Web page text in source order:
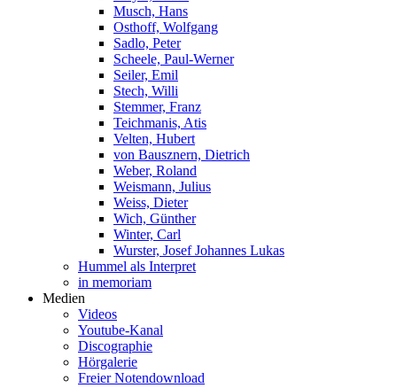
Musch, Hans
Osthoff, Wolfgang
Sadlo, Peter
Scheele, Paul-Werner
Seiler, Emil
Stech, Willi
Stemmer, Franz
Teichmanis, Atis
Velten, Hubert
von Bausznern, Dietrich
Weber, Roland
Weismann, Julius
Weiss, Dieter
Wich, Günther
Winter, Carl
Wurster, Josef Johannes Lukas
Hummel als Interpret
in memoriam
Medien
Videos
Youtube-Kanal
Discographie
Hörgalerie
Freier Notendownload